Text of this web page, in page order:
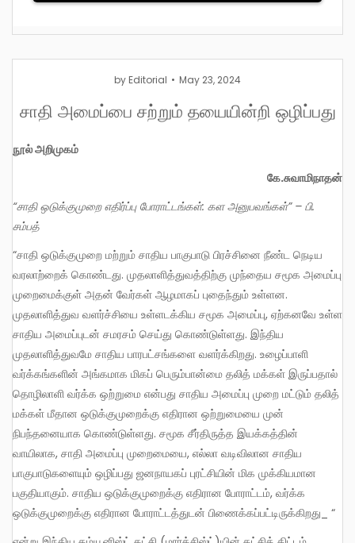
by Editorial May 23, 2024
சாதி அமைப்பை சற்றும் தயையின்றி ஒழிப்பது
நூல் அறிமுகம்
கே.சுவாமிநாதன்
“சாதி ஒடுக்குமுறை எதிர்ப்பு போராட்டங்கள்: கள அனுபவங்கள்” – பி.
சம்பத்
“சாதி ஒடுக்குமுறை மற்றும் சாதிய பாகுபாடு பிரச்சினை நீண்ட நெடிய
வரலாற்றைக் கொண்டது. முதலாளித்துவத்திற்கு முந்தைய சமூக அமைப்பு
முறைமைக்குள் அதன் வேர்கள் ஆழமாகப் புதைந்தும் உள்ளன.
முதலாளித்துவ வளர்ச்சியை உள்ளடக்கிய சமூக அமைப்பு, ஏற்கனவே உள்ள
சாதிய அமைப்புடன் சமரசம் செய்து கொண்டுள்ளது. இந்திய
முதலாளித்துவமே சாதிய பாரபட்சங்களை வளர்க்கிறது. உழைப்பாளி
வர்க்கங்களின் அங்கமாக மிகப் பெரும்பான்மை தலித் மக்கள் இருப்பதால்
தொழிலாளி வர்க்க ஒற்றுமை என்பது சாதிய அமைப்பு முறை மட்டும் தலித்
மக்கள் மீதான ஒடுக்குமுறைக்கு எதிரான ஒற்றுமையை முன்
நிபந்தனையாக கொண்டுள்ளது. சமூக சீர்திருத்த இயக்கத்தின்
வாயிலாக, சாதி அமைப்பு முறைமையை, எல்லா வடிவிலான சாதிய
பாகுபாடுகளையும் ஒழிப்பது ஜனநாயகப் புரட்சியின் மிக முக்கியமான
பகுதியாகும். சாதிய ஒடுக்குமுறைக்கு எதிரான போராட்டம், வர்க்க
ஒடுக்குமுறைக்கு எதிரான போராட்டத்துடன் பிணைக்கப்பட்டிருக்கிறது_ “